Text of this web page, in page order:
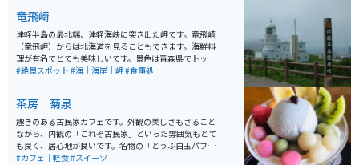
竜飛崎
津軽半島の最北端、津軽海峡に突き出た岬です。竜飛崎
（竜飛岬）からは北海道を見ることもできます。海鮮料
理が有名でとても美味しいです。景色は青森県でトップ
クラスに綺麗な場所です。特に日の出と夕方の景色が最
通れないという「階段国道」と呼ばれる339号線なる珍
スポットもあります。岬に向かうまでの一本の山道から
は綺麗な海、天気の良い日には函館が見えます。龍飛岬
の少し手前には有名な青函トンネルがあり、中には入れ
ませんがすぐ近くまで行き少しでけ中を見ることができ
#絶景スポット #海｜海岸｜岬#食事処
茶房 菊泉
趣きのある古民家カフェです。外観の美しさもさること
ながら、内観の「これぞ古民家」といった雰囲気もとて
も良く、居心地が良いです。名物の「とうふ白玉パフ
ェ」は見た目も可愛らしくカラフルな和風パフェで、店
#カフェ｜軽食#スイーツ